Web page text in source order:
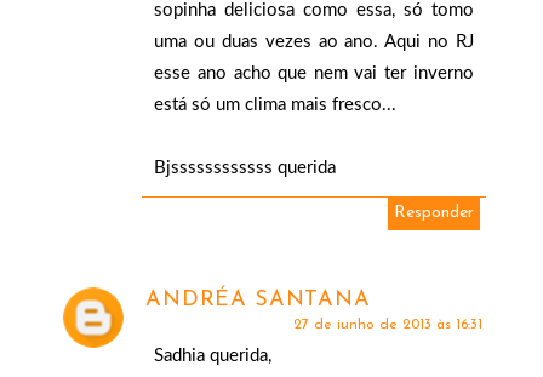
sopinha deliciosa como essa, só tomo
uma ou duas vezes ao ano. Aqui no RJ
esse ano acho que nem vai ter inverno
está só um clima mais fresco...
Bjssssssssssss querida
Responder
ANDRÉA SANTANA
27 de junho de 2013 às 16:31
Sadhia querida,